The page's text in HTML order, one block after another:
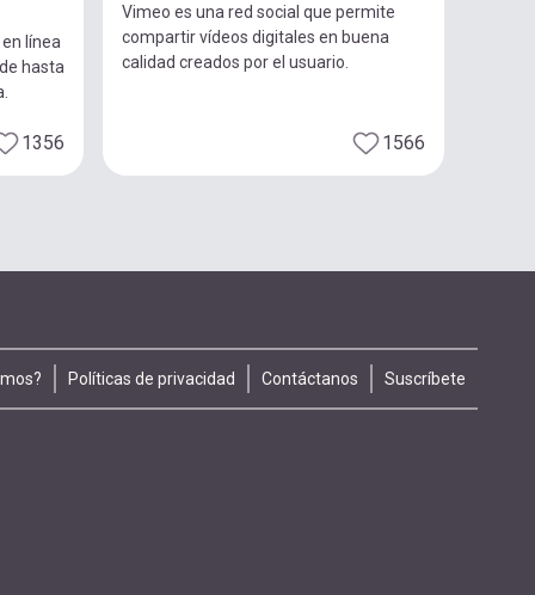
línea
hasta
1356
Vimeo es una red social que permite
compartir vídeos digitales en buena
calidad creados por el usuario.
1566
Políticas de privacidad Contáctanos Suscríbete